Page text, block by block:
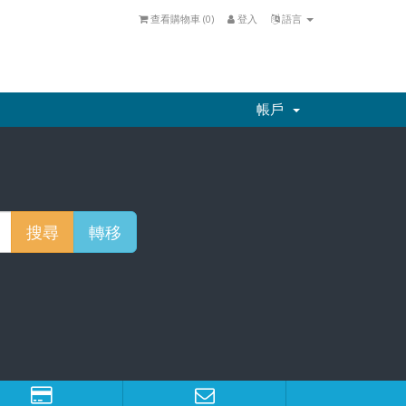
語言
登入
查看購物車 (0)
帳戶